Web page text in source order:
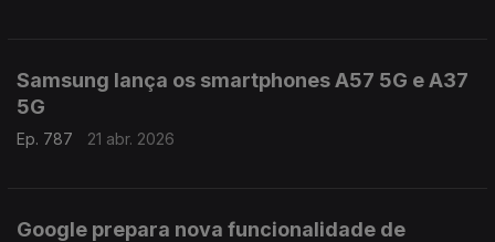
Samsung lança os smartphones A57 5G e A37
5G
Ep. 787 21 abr. 2026
Google prepara nova funcionalidade de